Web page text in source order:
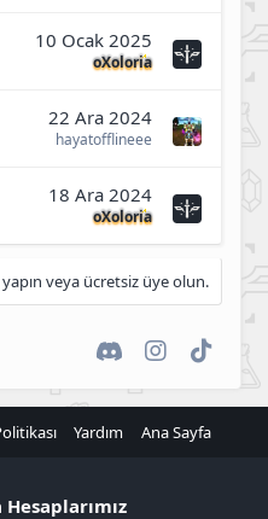
10 Ocak 2025
oXoloria
22 Ara 2024
hayatofflineee
18 Ara 2024
oXoloria
veya ücretsiz üye olun.
DiscordInstagram
TikTok
Yardım Ana Sayfa